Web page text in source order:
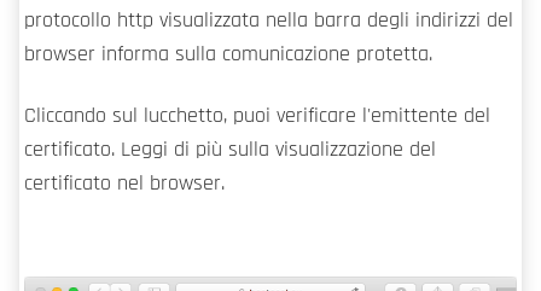
protocollo http visualizzata nella barra degli indirizzi del
browser informa sulla comunicazione protetta.
Cliccando sul lucchetto, puoi verificare l'emittente del
certificato. Leggi di più sulla visualizzazione del
certificato nel browser.